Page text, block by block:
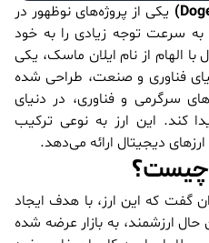
) یکی از پروژه‌های نوظهور در
سرعت توجه زیادی را به خود
الهام از نام ایلان ماسک، یکی
فناوری و صنعت، طراحی شده
سرگرمی و فناوری، در دنیای
کند. این ارز به نوعی ترکیب
دیجیتال ارائه می‌دهد.
چیست؟
گفت که این ارز، با هدف ایجاد
ارزشمند، به بازار عرضه شده